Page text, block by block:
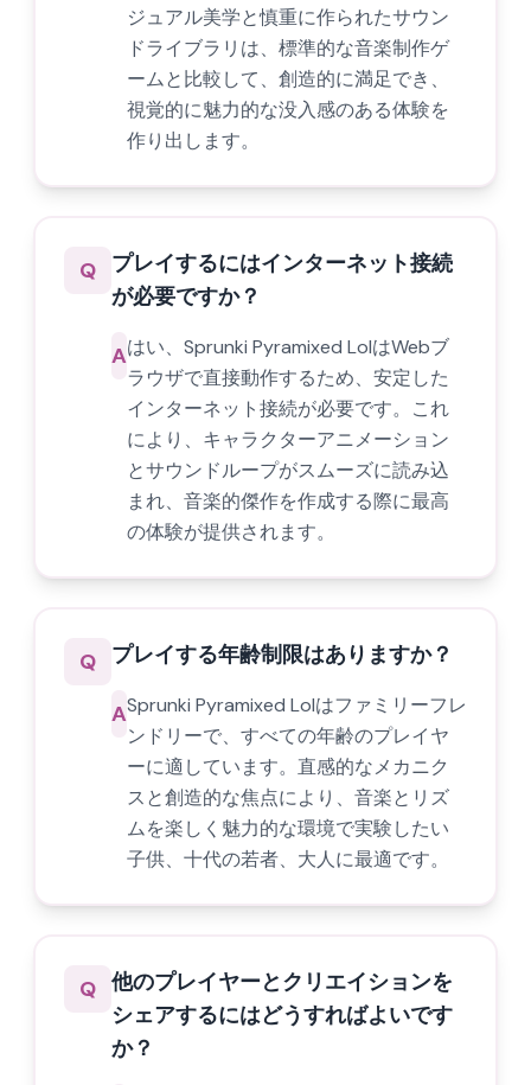
ジュアル美学と慎重に作られたサウン
ドライブラリは、標準的な音楽制作ゲ
ームと比較して、創造的に満足でき、
視覚的に魅力的な没入感のある体験を
作り出します。
Q プレイするにはインターネット接続
が必要ですか？
Aはい、Sprunki Pyramixed LolはWebブ
ラウザで直接動作するため、安定した
インターネット接続が必要です。これ
により、キャラクターアニメーション
とサウンドループがスムーズに読み込
まれ、音楽的傑作を作成する際に最高
の体験が提供されます。
Q プレイする年齢制限はありますか？
ASprunki Pyramixed Lolはファミリーフレ
ンドリーで、すべての年齢のプレイヤ
ーに適しています。直感的なメカニク
スと創造的な焦点により、音楽とリズ
ムを楽しく魅力的な環境で実験したい
子供、十代の若者、大人に最適です。
Q 他のプレイヤーとクリエイションを
シェアするにはどうすればよいです
か？